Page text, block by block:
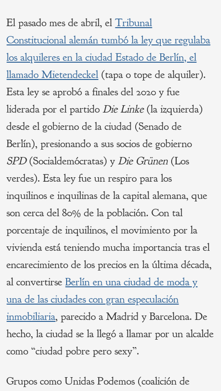
El pasado mes de abril, elTribunal
Constitucional alemán tumbó la ley que regulaba
los alquileres en la ciudad Estado de Berlín, el
llamado Mietendeckel (tapa o tope de alquiler).
Esta ley se aprobó a finales del 2020 y fue
liderada por el partidoDie Linke(la izquierda)
desde el gobierno de la ciudad (Senado de
Berlín), presionando a sus socios de gobierno
SPD(Socialdemócratas) yDie Grünen (Los
verdes). Esta ley fue un respiro para los
inquilinos e inquilinas de la capital alemana, que
son cerca del 80% de la población. Con tal
porcentaje de inquilinos, el movimiento por la
vivienda está teniendo mucha importancia tras el
encarecimiento de los precios en la última década,
al convertirseBerlín en una ciudad de moda y
una de las ciudades con gran especulación
inmobiliaria, parecido a Madrid y Barcelona. De
hecho, la ciudad se la llegó a llamar por un alcalde
como “ciudad pobre pero sexy”.
Grupos como Unidas Podemos (coalición de